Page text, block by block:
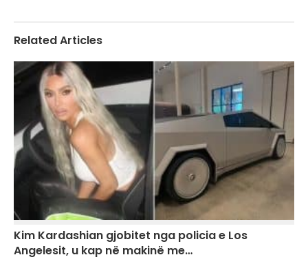
Related Articles
Kim Kardashian gjobitet nga policia e Los
Angelesit, u kap në makinë me…